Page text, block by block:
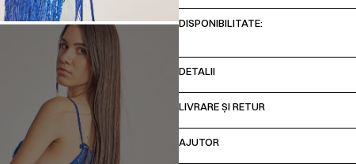
DISPONIBILITATE:
DETALII
LIVRARE ȘI RETUR
AJUTOR